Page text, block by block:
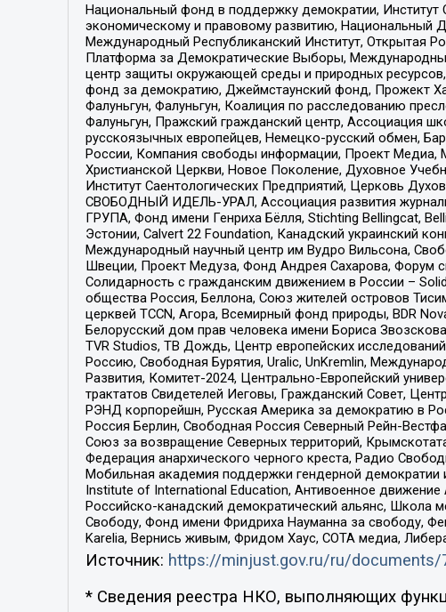
Национальный фонд в поддержку демократии,
экономическому и правовому развитию, Национальный
Международный Республиканский Институт, Открытая
Платформа за Демократические Выборы,
центр защиты окружающей среды и природных
фонд за демократию, Джеймстаунский фонд, Прожект
Фалуньгун, Фалуньгун, Коалиция по расследованию
Фалуньгун, Пражский гражданский центр, Ассоциация
русскоязычных европейцев, Немецко-русский обмен,
России, Компания свободы информации, Проект Медиа,
Христианской Церкви, Новое Поколение, Духовное
Институт Саентологических Предприятий, Церковь
СВОБОДНЫЙ ИДЕЛЬ-УРАЛ, Ассоциация развития
ГРУПА, Фонд имени Генриха Бёлля, Stichting Bellingcat,
Эстонии, Calvert 22 Foundation, Канадский украинский
Международный научный центр им Вудро Вильсона,
Швеции, Проект Медуза, Фонд Андрея Сахарова, Форум
Солидарность с гражданским движением в России –
общества Россия, Беллона, Союз жителей островов
церквей TCCN, Агора, Всемирный фонд природы, BDR
Белорусский дом прав человека имени Бориса
TVR Studios, ТВ Дождь, Центр европейских
Россию, Свободная Бурятия, Uralic, UnKremlin,
Развития, Комитет-2024, Центрально-Европейский
трактатов Свидетелей Иеговы, Гражданский Совет,
РЭНД корпорейшн, Русская Америка за демократию в
Россия Берлин, Свободная Россия Северный Рейн-
Союз за возвращение Северных территорий,
Федерация анархического черного креста, Радио
Мобильная академия поддержки гендерной демократии
Institute of International Education, Антивоенное
Российско-канадский демократический альянс,
Свободу, Фонд имени Фридриха Науманна за свободу,
Karelia, Вернись живым, Фридом Хаус, СОТА медиа,
Источник: https://minjust.gov.ru/ru/documents/
* Сведения реестра НКО, выполняющих